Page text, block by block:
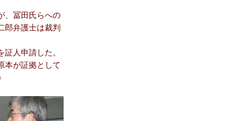
、冨田氏らへの
郎弁護士は裁判
人申請した。
本が証拠として